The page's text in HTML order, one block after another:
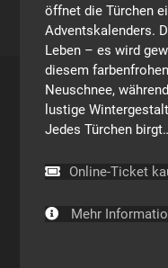
öffnet die Türchen
Adventskalenders.
Leben – es wird
diesem
Neuschnee,
lustige
Jedes Türchen
Online-Ticket
Mehr